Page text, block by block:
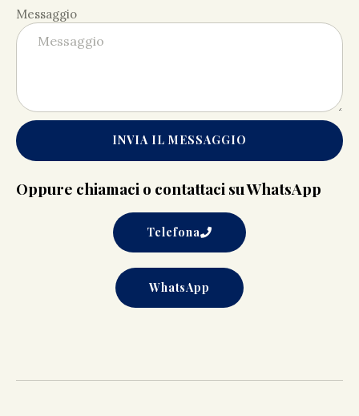
Messaggio
INVIA IL MESSAGGIO
Oppure chiamaci o contattaci su WhatsApp
Telefona
WhatsApp